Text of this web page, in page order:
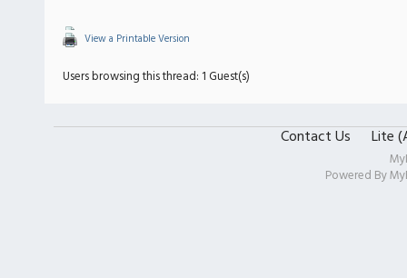
View a Printable Version
Users browsing this thread: 1 Guest(s)
Contact Us Lite
Powered By